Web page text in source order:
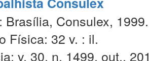
Brasília, Consulex, 1999.
Física: 32 v. : il.
v. 30, n. 1499, out.,